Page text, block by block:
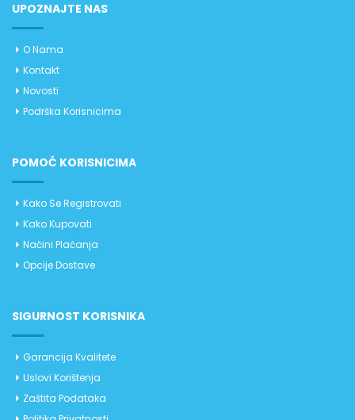
UPOZNAJTE NAS
O Nama
Kontakt
Novosti
Podrška Korisnicima
POMOĆ KORISNICIMA
Kako Se Registrovati
Kako Kupovati
Načini Plaćanja
Opcije Dostave
SIGURNOST KORISNIKA
Garancija Kvalitete
Uslovi Korištenja
Zaštita Podataka